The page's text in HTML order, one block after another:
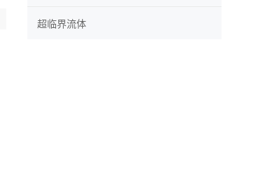
超临界流体